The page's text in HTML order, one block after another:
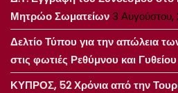
Μητρώο Σωματείων3 Αυγούστου,
Δελτίο Τύπου για την απώλεια
στις φωτιές Ρεθύμνου και Γυθείου
ΚΥΠΡΟΣ, 52 Χρόνια από την